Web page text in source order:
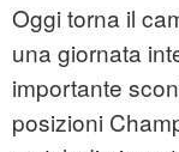
Oggi torna il
una giornata
importante
posizioni